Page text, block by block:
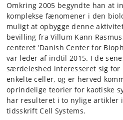
Omkring 2005 begyndte han at
komplekse fænomener i den
muligt at opbygge denne
bevilling fra Villum Kann
centeret 'Danish Center for
var leder af indtil 2015. I de
særdeleshed interesseret sig
enkelte celler, og er herved
oprindelige teorier for kaotiske
har resulteret i to nylige artikler
tidsskrift Cell Systems.